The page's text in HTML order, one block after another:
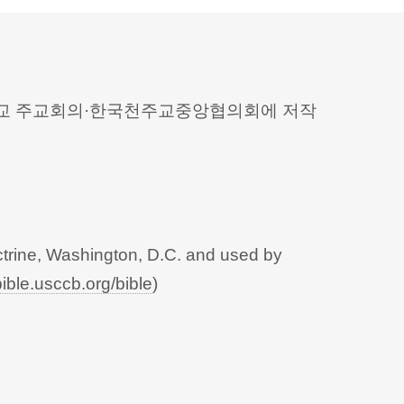
주교회의·한국천주교중앙협의회에 저작
Washington, D.C. and used by
bible)